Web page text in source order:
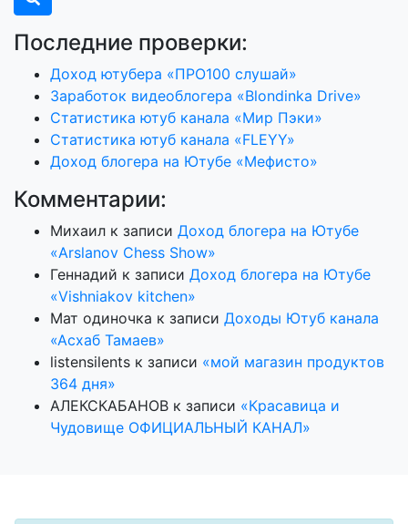
Последние проверки:
Доход ютубера «ПРО100 слушай»
Заработок видеоблогера «Blondinka Drive»
Статистика ютуб канала «Мир Пэки»
Статистика ютуб канала «FLEYY»
Доход блогера на Ютубе «Мефисто»
Комментарии:
Михаил к записи Доход блогера на Ютубе
«Arslanov Chess Show»
Геннадий к записи Доход блогера на Ютубе
«Vishniakov kitchen»
Мат одиночка к записи Доходы Ютуб канала
«Асхаб Тамаев»
listensilents к записи «мой магазин продуктов
364 дня»
АЛЕКСКАБАНОВ к записи «Красавица и
Чудовище ОФИЦИАЛЬНЫЙ КАНАЛ»